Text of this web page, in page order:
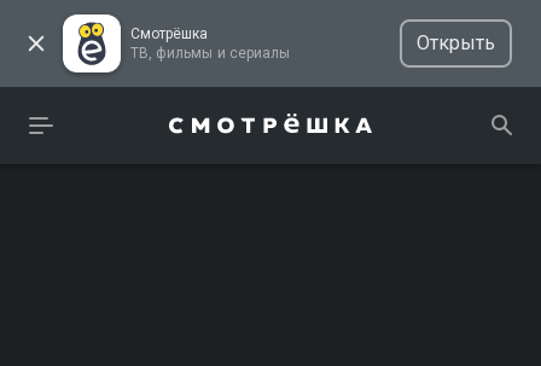
Смотрёшка
ТВ, фильмы и сериалы
Открыть